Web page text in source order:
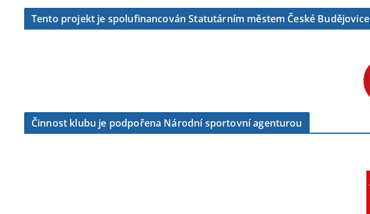
Tento projekt je spolufinancován Statutárním městem České Budějovice
Činnost klubu je podpořena Národní sportovní agenturou